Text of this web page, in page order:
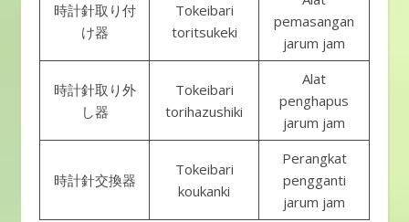
時計針取り付
け器
Tokeibari
toritsukeki
pemasangan
jarum jam
時計針取り外
し器
Tokeibari
torihazushiki
Alat
penghapus
jarum jam
時計針交換器
Tokeibari
koukanki
Perangkat
pengganti
jarum jam